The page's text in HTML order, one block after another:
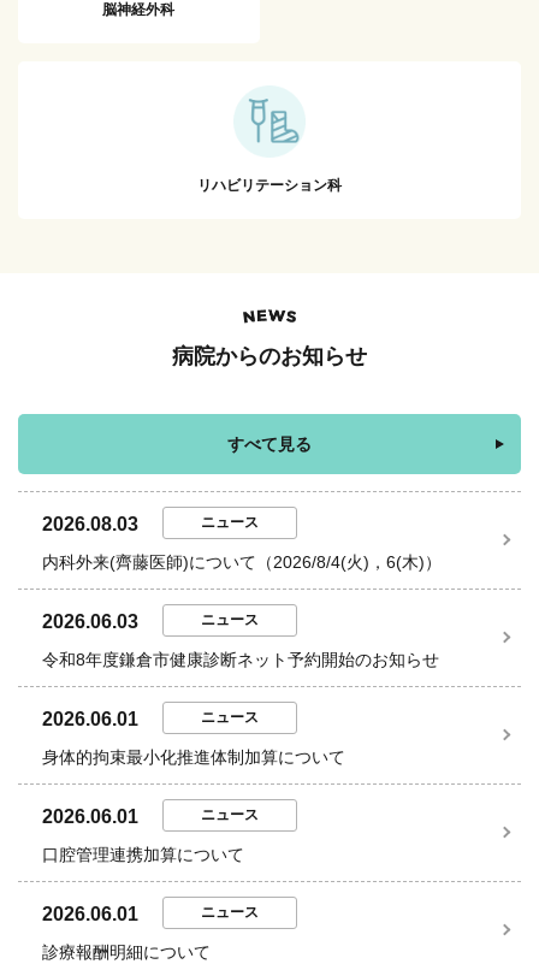
脳神経外科
リハビリテーション科
病院からのお知らせ
すべて見る
2026.08.03 ニュース
内科外来(齊藤医師)について（2026/8/4(火)，6(木)）
2026.06.03 ニュース
令和8年度鎌倉市健康診断ネット予約開始のお知らせ
2026.06.01 ニュース
身体的拘束最小化推進体制加算について
2026.06.01 ニュース
口腔管理連携加算について
2026.06.01 ニュース
診療報酬明細について